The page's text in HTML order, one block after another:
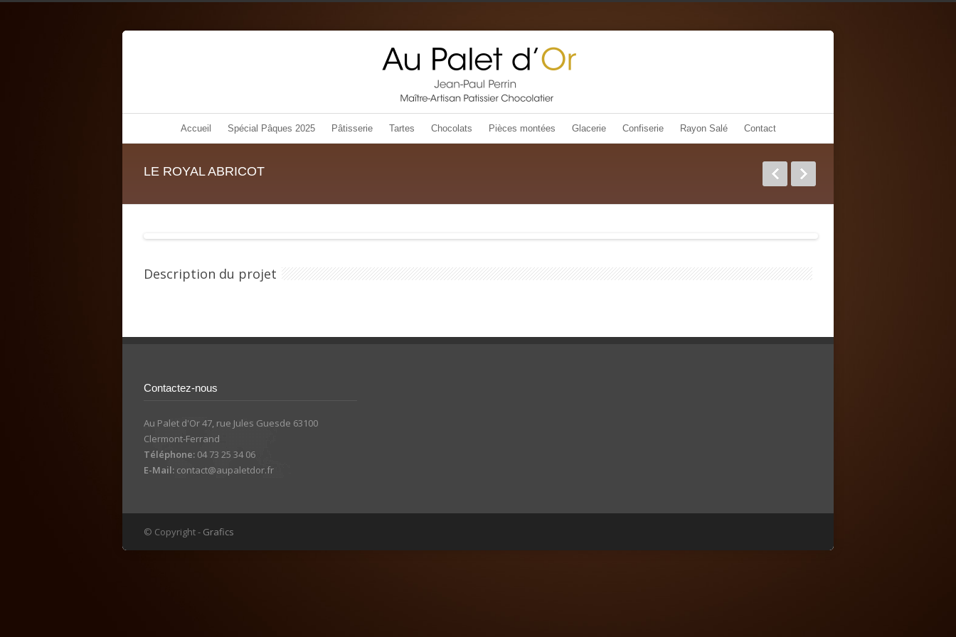
Accueil Spécial Pâques 2025 Pâtisserie Tartes Chocolats Pièces montées Glacerie Confiserie Rayon Salé Contact
LE ROYAL ABRICOT
Description du projet
Contactez-nous
Au Palet d'Or 47, rue Jules Guesde 63100
Clermont-Ferrand
Téléphone: 04 73 25 34 06
E-Mail: contact@aupaletdor.fr
© Copyright - Grafics